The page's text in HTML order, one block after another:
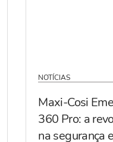
NOTÍCIAS
Maxi-Cosi
360 Pro: a
na segurança e